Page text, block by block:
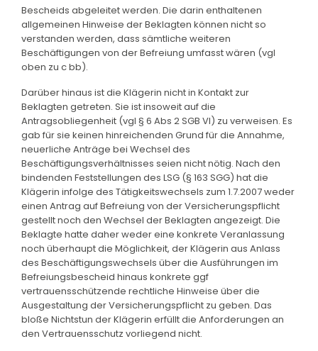
Bescheids abgeleitet werden. Die darin enthaltenen
allgemeinen Hinweise der Beklagten können nicht so
verstanden werden, dass sämtliche weiteren
Beschäftigungen von der Befreiung umfasst wären (vgl
oben zu c bb).
Darüber hinaus ist die Klägerin nicht in Kontakt zur
Beklagten getreten. Sie ist insoweit auf die
Antragsobliegenheit (vgl § 6 Abs 2 SGB VI) zu verweisen. Es
gab für sie keinen hinreichenden Grund für die Annahme,
neuerliche Anträge bei Wechsel des
Beschäftigungsverhältnisses seien nicht nötig. Nach den
bindenden Feststellungen des LSG (§ 163 SGG) hat die
Klägerin infolge des Tätigkeitswechsels zum 1.7.2007 weder
einen Antrag auf Befreiung von der Versicherungspflicht
gestellt noch den Wechsel der Beklagten angezeigt. Die
Beklagte hatte daher weder eine konkrete Veranlassung
noch überhaupt die Möglichkeit, der Klägerin aus Anlass
des Beschäftigungswechsels über die Ausführungen im
Befreiungsbescheid hinaus konkrete ggf
vertrauensschützende rechtliche Hinweise über die
Ausgestaltung der Versicherungspflicht zu geben. Das
bloße Nichtstun der Klägerin erfüllt die Anforderungen an
den Vertrauensschutz vorliegend nicht.